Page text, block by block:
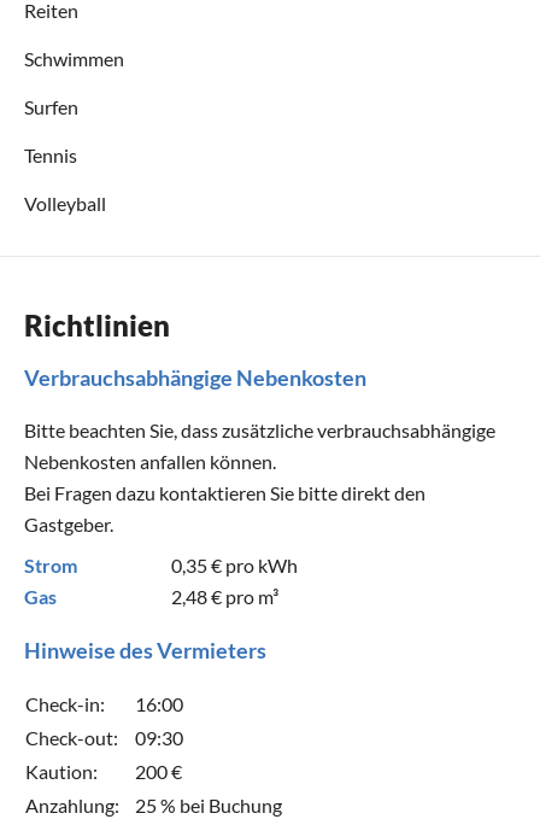
Reiten
Schwimmen
Surfen
Tennis
Volleyball
Richtlinien
Verbrauchsabhängige Nebenkosten
Bitte beachten Sie, dass zusätzliche verbrauchsabhängige
Nebenkosten anfallen können.
Bei Fragen dazu kontaktieren Sie bitte direkt den
Gastgeber.
Strom
0,35 € pro kWh
Gas
2,48 € pro m³
Hinweise des Vermieters
Check-in:
16:00
Check-out:
09:30
Kaution:
200 €
Anzahlung:
25 % bei Buchung